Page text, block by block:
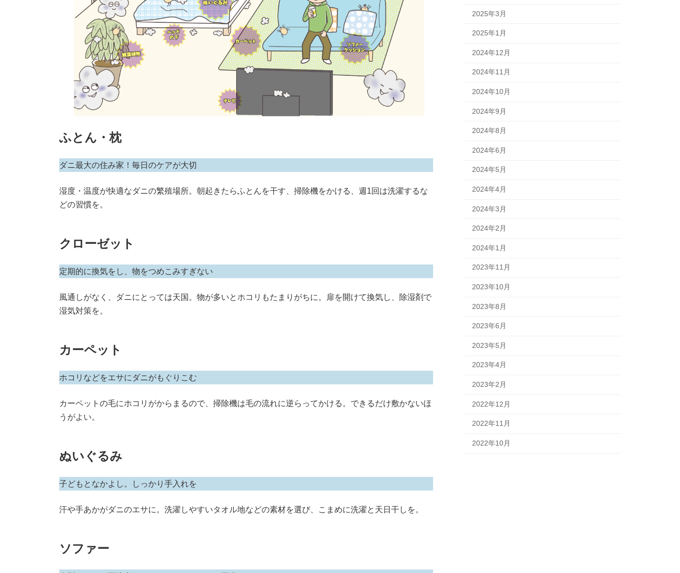
ふとん・枕
ダニ最大の住み家！毎日のケアが大切
湿度・温度が快適なダニの繁殖場所。朝起きたらふとんを干す、掃除機をかける、週1回は洗濯するな
どの習慣を。
クローゼット
定期的に換気をし、物をつめこみすぎない
風通しがなく、ダニにとっては天国。物が多いとホコリもたまりがちに。扉を開けて換気し、除湿剤で
湿気対策を。
カーペット
ホコリなどをエサにダニがもぐりこむ
カーペットの毛にホコリがからまるので、掃除機は毛の流れに逆らってかける。できるだけ敷かないほ
うがよい。
ぬいぐるみ
子どもとなかよし。しっかり手入れを
汗や手あかがダニのエサに。洗濯しやすいタオル地などの素材を選び、こまめに洗濯と天日干しを。
ソファー
2025年3月
2025年1月
2024年12月
2024年11月
2024年10月
2024年9月
2024年8月
2024年6月
2024年5月
2024年4月
2024年3月
2024年2月
2024年1月
2023年11月
2023年10月
2023年8月
2023年6月
2023年5月
2023年4月
2023年2月
2022年12月
2022年11月
2022年10月